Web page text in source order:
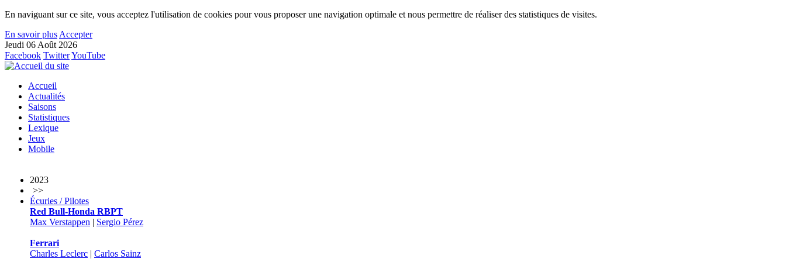
En naviguant sur ce site, vous acceptez l'utilisation de cookies pour vous proposer une navigation optimale et nous permettre de réaliser des statistiques de visites.
En savoir plus Accepter
Jeudi 06 Août 2026
Facebook TwitterYouTube
Accueil
Actualités
Saisons
Statistiques
Lexique
Jeux
Mobile
2023
>>
Écuries / Pilotes
Red Bull-Honda RBPT
Max Verstappen | Sergio Pérez
Ferrari
Charles Leclerc | Carlos Sainz